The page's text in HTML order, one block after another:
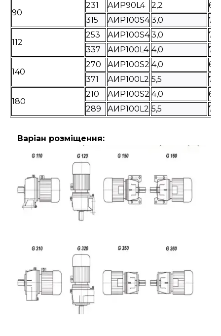
90
231 АИР90L4 2,2
63
315
АИР100S4 3,0 72
112
253 АИР100S4 3,0
72
337
АИР100L4 4,0 75
140
270 АИР100S2 4,0
68
371
АИР100L2 5,5 72
180
210 АИР100S2 4,0
68
289
АИР100L2 5,5 72
Варіан розміщення: